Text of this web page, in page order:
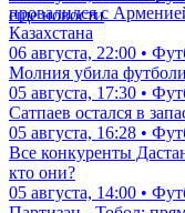
еще новости
провалился с
Казахстана
06 августа, 22:00 •
Молния убила
05 августа, 17:30 •
Сатпаев остался в
05 августа, 16:28 •
Все конкуренты
кто они?
05 августа, 14:00 •